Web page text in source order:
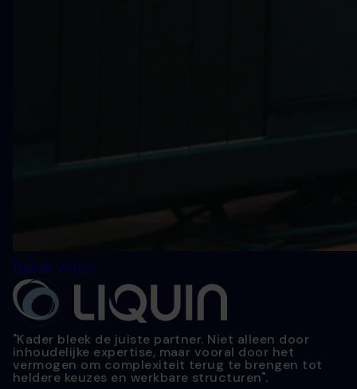
Bekijk video
"Kader bleek de juiste partner. Niet alleen door
inhoudelijke expertise, maar vooral door het
vermogen om complexiteit terug te brengen tot
heldere keuzes en werkbare structuren".